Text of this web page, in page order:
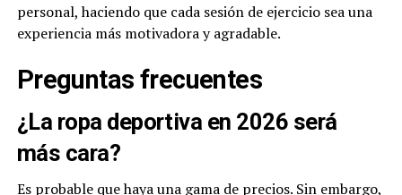
personal, haciendo que cada sesión de ejercicio sea una
experiencia más motivadora y agradable.
Preguntas frecuentes
¿La ropa deportiva en 2026 será
más cara?
Es probable que haya una gama de precios. Sin embargo,